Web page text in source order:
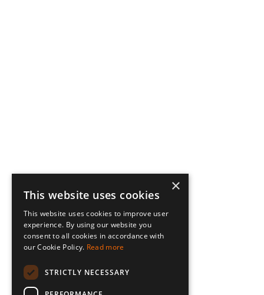
×
This website uses cookies
This website uses cookies to improve user
experience. By using our website you
consent to all cookies in accordance with
our Cookie Policy. Read more
STRICTLY NECESSARY